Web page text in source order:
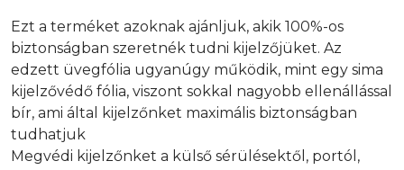
Ezt a terméket azoknak ajánljuk, akik 100%-os
biztonságban szeretnék tudni kijelzőjüket. Az
edzett üvegfólia ugyanúgy működik, mint egy sima
kijelzővédő fólia, viszont sokkal nagyobb ellenállással
bír, ami által kijelzőnket maximális biztonságban
tudhatjuk
Megvédi kijelzőnket a külső sérülésektől, portól,